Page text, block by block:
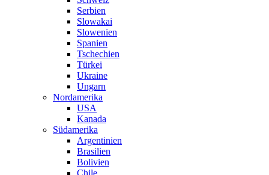
Serbien
Slowakai
Slowenien
Spanien
Tschechien
Türkei
Ukraine
Ungarn
Nordamerika
USA
Kanada
Südamerika
Argentinien
Brasilien
Bolivien
Chile